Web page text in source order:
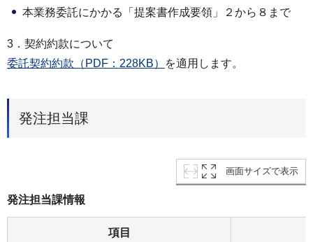
本業務委託にかかる「提案書作成要領」２から８まで
3．契約約款について
委託契約約款（PDF：228KB）
を適用します。
発注担当課
画面サイズで表示
発注担当課情報
項目